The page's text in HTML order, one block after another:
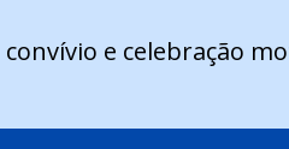
e celebração